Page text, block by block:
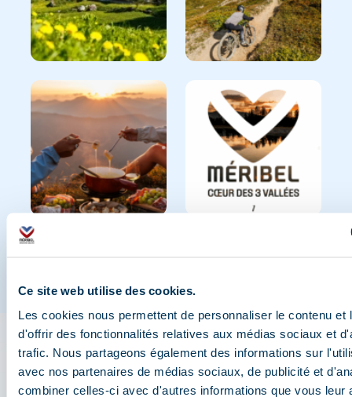
Ce site web utilise des cookies.
Les cookies nous permettent de personnaliser le contenu et
d'offrir des fonctionnalités relatives aux médias sociaux et
trafic. Nous partageons également des informations sur
avec nos partenaires de médias sociaux, de publicité et
combiner celles-ci avec d'autres informations que vous leur
L'appli 3 Vallées : votre
assistant de voyage